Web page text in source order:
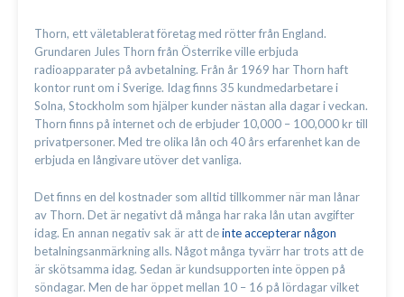
Thorn, ett väletablerat företag med rötter från England.
Grundaren Jules Thorn från Österrike ville erbjuda
radioapparater på avbetalning. Från år 1969 har Thorn haft
kontor runt om i Sverige. Idag finns 35 kundmedarbetare i
Solna, Stockholm som hjälper kunder nästan alla dagar i veckan.
Thorn finns på internet och de erbjuder 10,000 – 100,000 kr till
privatpersoner. Med tre olika lån och 40 års erfarenhet kan de
erbjuda en långivare utöver det vanliga.
Det finns en del kostnader som alltid tillkommer när man lånar
av Thorn. Det är negativt då många har raka lån utan avgifter
idag. En annan negativ sak är att deinte accepterar någon
betalningsanmärkning alls. Något många tyvärr har trots att de
är skötsamma idag. Sedan är kundsupporten inte öppen på
söndagar. Men de har öppet mellan 10 – 16 på lördagar vilket